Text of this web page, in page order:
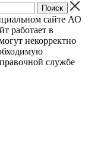
сайте АО
работает в
некорректно
службе